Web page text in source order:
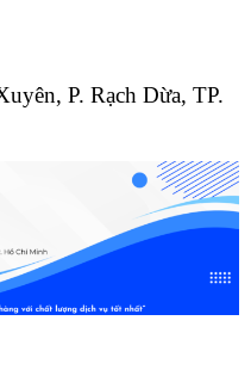
P. Rạch Dừa, TP.